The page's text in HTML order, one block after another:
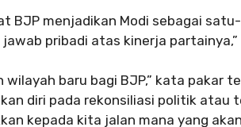
BJP menjadikan Modi sebagai
pribadi atas kinerja
wilayah baru bagi BJP,” kata pakar
diri pada rekonsiliasi politik atau
kepada kita jalan mana yang